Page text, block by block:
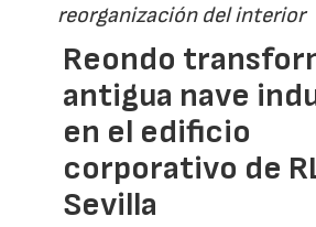
reorganización del interior
Reondo
antigua nave
en el edificio
corporativo de
Sevilla